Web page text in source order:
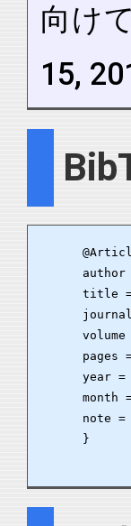
向け
15,
author
title =
journal
volume
pages
year =
month
note =
      }